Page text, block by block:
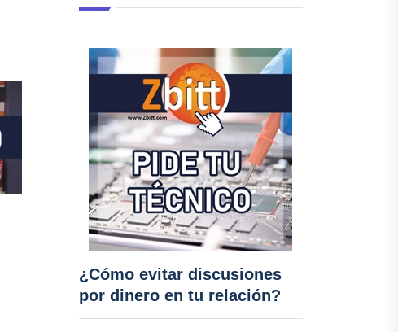
¿Cómo evitar discusiones
por dinero en tu relación?